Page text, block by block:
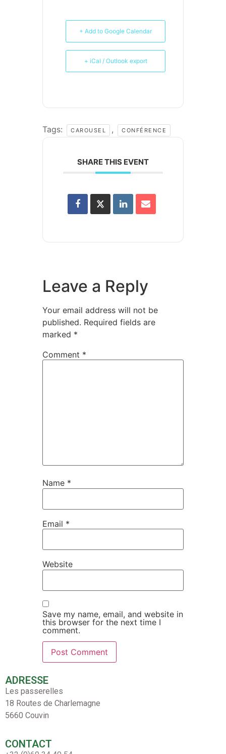
+ Add to Google Calendar
+ iCal / Outlook export
Tags: CAROUSEL , CONFÉRENCE
SHARE THIS EVENT
Leave a Reply
Your email address will not be
published. Required fields are
marked *
Comment *
Name *
Email *
Website
Save my name, email, and website in
this browser for the next time I
comment.
ADRESSE
Les passerelles
18 Routes de Charlemagne
5660 Couvin
CONTACT